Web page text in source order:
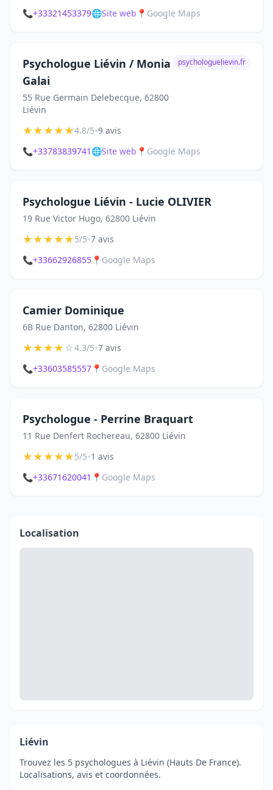
📞+33321453379🌐Site web 📍 Google Maps
Psychologue Liévin / Monia
Galai
55 Rue Germain Delebecque, 62800
Liévin
psychologuelievin.fr
★★★★★4.8/5•9 avis
📞+33783839741 🌐Site web 📍 Google Maps
Psychologue Liévin - Lucie OLIVIER
19 Rue Victor Hugo, 62800 Liévin
★★★★★5/5•7 avis
📞+33662926855 📍 Google Maps
Camier Dominique
6B Rue Danton, 62800 Liévin
★★★★☆4.3/5•7 avis
📞+33603585557 📍 Google Maps
Psychologue - Perrine Braquart
11 Rue Denfert Rochereau, 62800 Liévin
★★★★★5/5•1 avis
📞+33671620041 📍 Google Maps
Localisation
Liévin
Trouvez les 5 psychologues à Liévin (Hauts De France).
Localisations, avis et coordonnées.